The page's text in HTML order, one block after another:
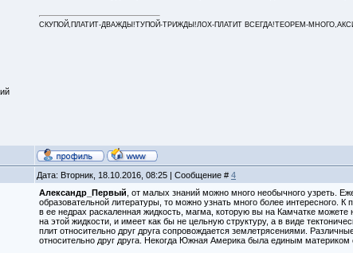
СКУПОЙ,ПЛАТИТ-ДВАЖДЫ!ТУПОЙ-ТРИЖДЫ!ЛОХ-ПЛАТИТ ВСЕГДА!ТЕОРЕМ-
Дата: Вторник, 18.10.2016, 08:25 | Сообщение # 4
Александр_Первый , от малых знаний можно много необычного узреть.
образовательной литературы, то можно узнать много более интересного.
в ее недрах раскаленная жидкость, магма, которую вы на Камчатке
на этой жидкости, и имеет как бы не цельную структуру, а в виде
плит относительно друг друга сопровождается землетрясениями.
относительно друг друга. Некогда Южная Америка была единым